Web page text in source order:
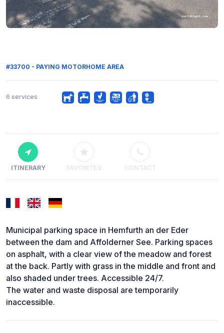
#33700 - PAYING MOTORHOME AREA
6 services
ITINERARY FAVORITES CONTACT
Municipal parking space in Hemfurth an der Eder
between the dam and Affolderner See. Parking spaces
on asphalt, with a clear view of the meadow and forest
at the back. Partly with grass in the middle and front and
also shaded under trees. Accessible 24/7.
The water and waste disposal are temporarily
inaccessible.